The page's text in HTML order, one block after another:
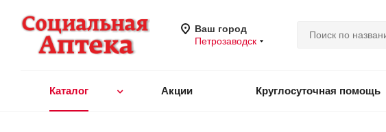
Ваш город
Петрозаводск
Каталог Акции Круглосуточная помощь